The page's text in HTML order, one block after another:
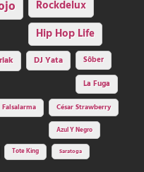
Rockdelux
Hip Hop Life
DJ Yata
Sôber
La Fuga
Falsalarma César Strawberry
Azul Y Negro
Tote King Saratoga